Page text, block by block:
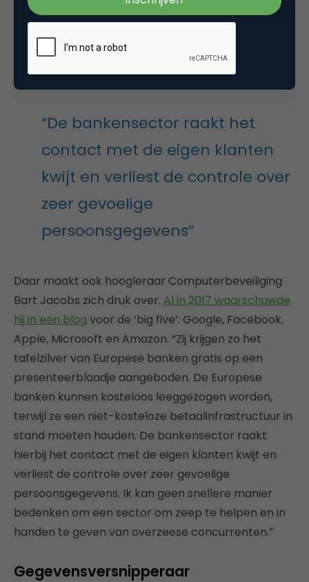
allerlei regels die vertelden wat ze wel en vooral
niet met hun klantdata mochten doen, moeten ze
nu met lede ogen toezien dat derde partijen er met
hun gouden eieren vandoor gaan.
“De bankensector raakt het
contact met de eigen klanten
kwijt en verliest de controle over
zeer gevoelige
persoonsgegevens”
Daar maakt ook hoogleraar Computerbeveiliging
Bart Jacobs zich druk over. Al in 2017 waarschuwde
hij in een blog voor de ‘big five’: Google, Facebook,
Apple, Microsoft en Amazon. “Zij krijgen zo het
tafelzilver van Europese banken gratis op een
presenteerblaadje aangeboden. De Europese
banken kunnen kosteloos leeggezogen worden,
terwijl ze een niet-kosteloze betaalinfrastructuur in
stand moeten houden. De bankensector raakt
hierbij het contact met de eigen klanten kwijt en
verliest de controle over zeer gevoelige
persoonsgegevens. Ik kan geen snellere manier
bedenken om een sector om zeep te helpen en in
handen te geven van overzeese concurrenten.”
Gegevensversnipperaar